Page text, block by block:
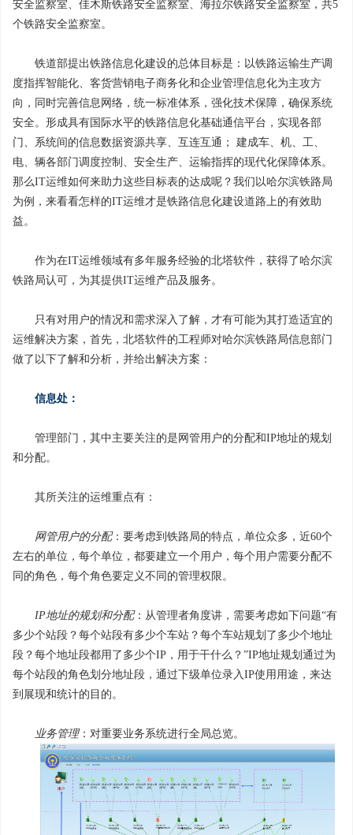
安全监察室、佳木斯铁路安全监察室、海拉尔铁路安全监察室，共5
个铁路安全监察室。
铁道部提出铁路信息化建设的总体目标是：以铁路运输生产调
度指挥智能化、客货营销电子商务化和企业管理信息化为主攻方
向，同时完善信息网络，统一标准体系，强化技术保障，确保系统
安全。形成具有国际水平的铁路信息化基础通信平台，实现各部
门、系统间的信息数据资源共享、互连互通； 建成车、机、工、
电、辆各部门调度控制、安全生产、运输指挥的现代化保障体系。
那么IT运维如何来助力这些目标表的达成呢？我们以哈尔滨铁路局
为例，来看看怎样的IT运维才是铁路信息化建设道路上的有效助
益。
作为在IT运维领域有多年服务经验的北塔软件，获得了哈尔滨
铁路局认可，为其提供IT运维产品及服务。
只有对用户的情况和需求深入了解，才有可能为其打造适宜的
运维解决方案，首先，北塔软件的工程师对哈尔滨铁路局信息部门
做了以下了解和分析，并给出解决方案：
信息处：
管理部门，其中主要关注的是网管用户的分配和IP地址的规划
和分配。
其所关注的运维重点有：
网管用户的分配：要考虑到铁路局的特点，单位众多，近60个
左右的单位，每个单位，都要建立一个用户，每个用户需要分配不
同的角色，每个角色要定义不同的管理权限。
IP地址的规划和分配：从管理者角度讲，需要考虑如下问题“有
多少个站段？每个站段有多少个车站？每个车站规划了多少个地址
段？每个地址段都用了多少个IP，用于干什么？”IP地址规划通过为
每个站段的角色划分地址段，通过下级单位录入IP使用用途，来达
到展现和统计的目的。
业务管理：对重要业务系统进行全局总览。